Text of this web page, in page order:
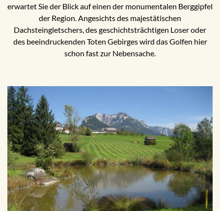
erwartet Sie der Blick auf einen der monumentalen Berggipfel
der Region. Angesichts des majestätischen
Dachsteingletschers, des geschichtsträchtigen Loser oder
des beeindruckenden Toten Gebirges wird das Golfen hier
schon fast zur Nebensache.